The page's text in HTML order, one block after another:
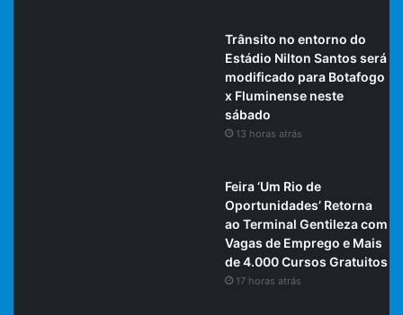
Trânsito no entorno do
Estádio Nilton Santos será
modificado para Botafogo
x Fluminense neste
sábado
13 horas atrás
Feira ‘Um Rio de
Oportunidades’ Retorna
ao Terminal Gentileza com
Vagas de Emprego e Mais
de 4.000 Cursos Gratuitos
17 horas atrás